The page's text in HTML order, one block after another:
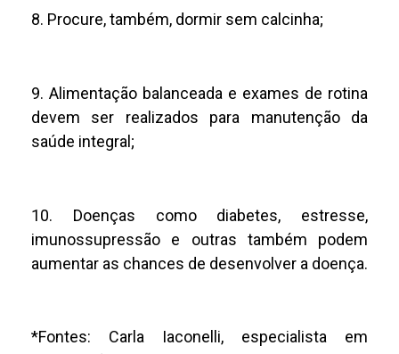
8. Procure, também, dormir sem calcinha;
9. Alimentação balanceada e exames de rotina
devem ser realizados para manutenção da
saúde integral;
10. Doenças como diabetes, estresse,
imunossupressão e outras também podem
aumentar as chances de desenvolver a doença.
*Fontes: Carla Iaconelli, especialista em